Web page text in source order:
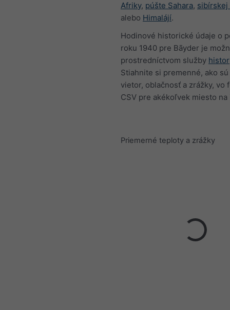
Afriky, púšte Sahara,
alebo Himalájí.
Hodinové historické údaje o
roku 1940 pre Bāyder je
prostredníctvom služby
Stiahnite si premenné, ako
vietor, oblačnosť a zrážky, vo
CSV pre akékoľvek miesto na
Priemerné teploty a zrážky